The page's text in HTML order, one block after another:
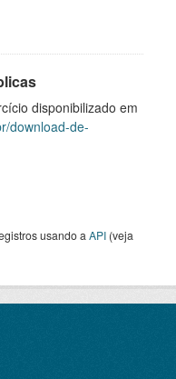
disponibilizado em
download-de-
usando a API (veja